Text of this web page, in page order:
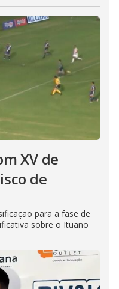
XV de
de
para a fase de
sobre o Ituano